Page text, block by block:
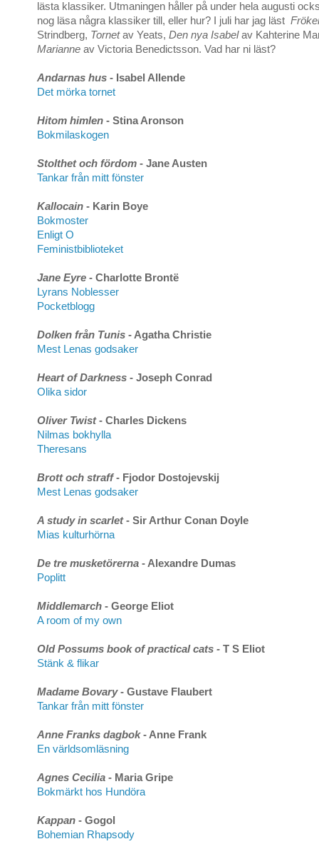
lästa klassiker. Utmaningen håller på under hela augusti
nog läsa några klassiker till, eller hur? I juli har jag läst
Strindberg, Tornetav Yeats, Den nya Isabelav Kahterine
Marianne av Victoria Benedictsson. Vad har ni läst?
Andarnas hus - Isabel Allende
Det mörka tornet
Hitom himlen - Stina Aronson
Bokmilaskogen
Stolthet och fördom - Jane Austen
Tankar från mitt fönster
Kallocain - Karin Boye
Bokmoster
Enligt O
Feministbiblioteket
Jane Eyre - Charlotte Brontë
Lyrans Noblesser
Pocketblogg
Dolken från Tunis - Agatha Christie
Mest Lenas godsaker
Heart of Darkness - Joseph Conrad
Olika sidor
Oliver Twist- Charles Dickens
Nilmas bokhylla
Theresans
Brott och straff- Fjodor Dostojevskij
Mest Lenas godsaker
A study in scarlet- Sir Arthur Conan Doyle
Mias kulturhörna
De tre musketörerna - Alexandre Dumas
Poplitt
Middlemarch - George Eliot
A room of my own
Old Possums book of practical cats - T S Eliot
Stänk & flikar
Madame Bovary- Gustave Flaubert
Tankar från mitt fönster
Anne Franks dagbok- Anne Frank
En världsomläsning
Agnes Cecilia - Maria Gripe
Bokmärkt hos Hundöra
Kappan - Gogol
Bohemian Rhapsody